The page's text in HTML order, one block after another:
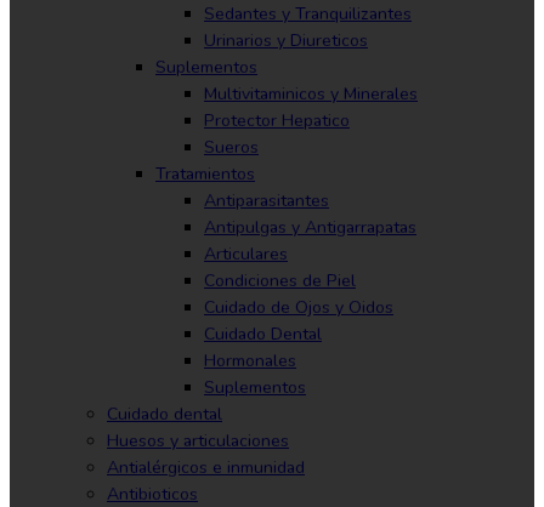
Sedantes y Tranquilizantes
Urinarios y Diureticos
Suplementos
Multivitaminicos y Minerales
Protector Hepatico
Sueros
Tratamientos
Antiparasitantes
Antipulgas y Antigarrapatas
Articulares
Condiciones de Piel
Cuidado de Ojos y Oidos
Cuidado Dental
Hormonales
Suplementos
Cuidado dental
Huesos y articulaciones
Antialérgicos e inmunidad
Antibioticos